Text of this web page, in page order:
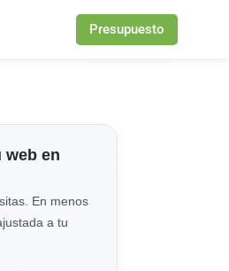
Presupuesto
web en
En menos
a tu